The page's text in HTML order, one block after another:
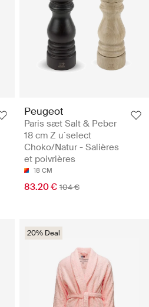
Peugeot
Paris sæt Salt & Peber
18 cm Z u´select
Choko/Natur - Salières
et poivrières
18 CM
83.20 € 104 €
20% Deal